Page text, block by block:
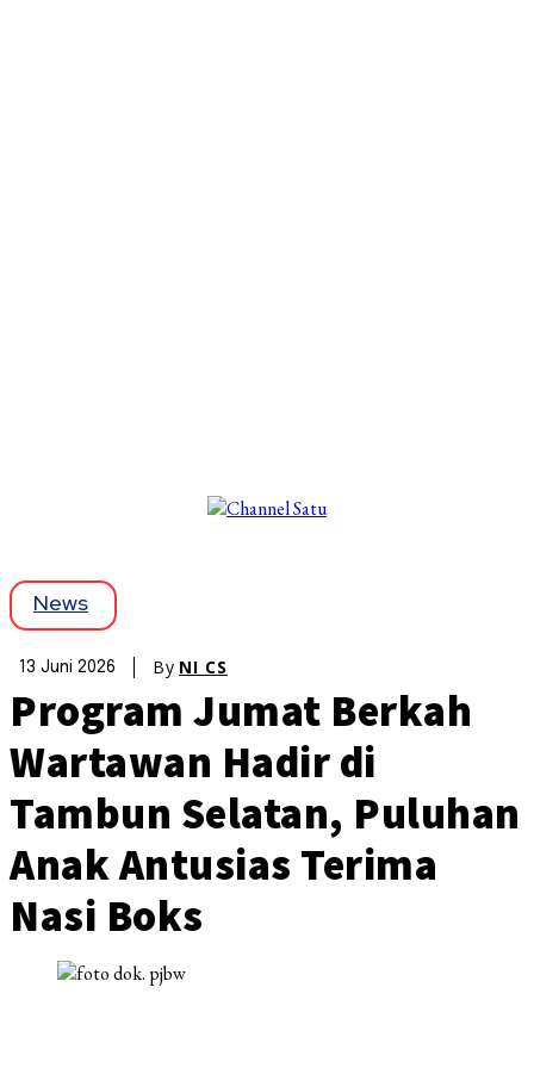
News
13 Juni 2026 By NI CS
Program Jumat Berkah
Wartawan Hadir di
Tambun Selatan, Puluhan
Anak Antusias Terima
Nasi Boks